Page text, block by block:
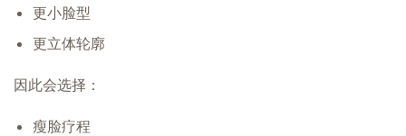
更小脸型
更立体轮廓
因此会选择：
瘦脸疗程